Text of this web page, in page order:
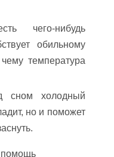
чего-нибудь
обильному
температура
сном холодный
но и поможет